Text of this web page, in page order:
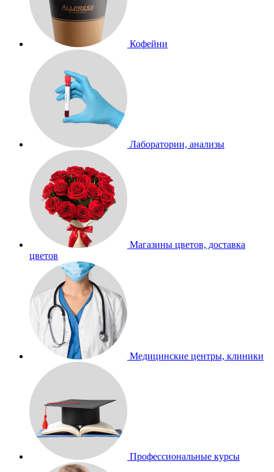
Кофейни
Лаборатории, анализы
Магазины цветов, доставка
цветов
Медицинские центры, клиники
Профессиональные курсы